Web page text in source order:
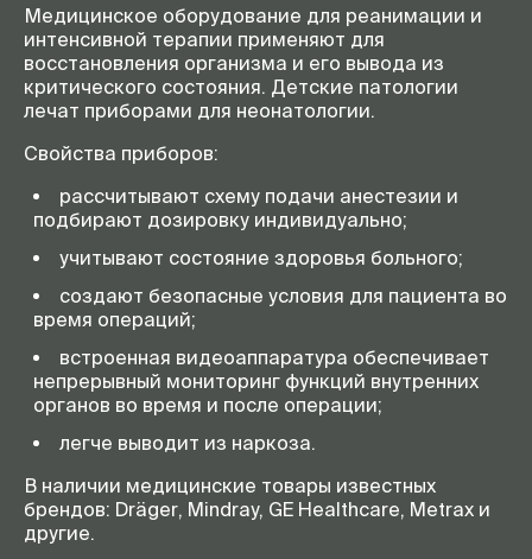
Медицинское оборудование для реанимации и
интенсивной терапии применяют для
восстановления организма и его вывода из
критического состояния. Детские патологии
лечат приборами для неонатологии.
Свойства приборов:
рассчитывают схему подачи анестезии и
подбирают дозировку индивидуально;
учитывают состояние здоровья больного;
создают безопасные условия для пациента во
время операций;
встроенная видеоаппаратура обеспечивает
непрерывный мониторинг функций внутренних
органов во время и после операции;
легче выводит из наркоза.
В наличии медицинские товары известных
брендов: Dräger, Mindray, GE Healthcare, Metrax и
другие.